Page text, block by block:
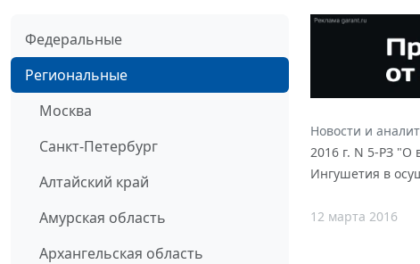
Федеральные
Региональные
Москва
Санкт-Петербург
Алтайский край
Амурская область
Архангельская область
Новости и
2016 г. N 5-РЗ "О
Ингушетия в
12 марта 2016